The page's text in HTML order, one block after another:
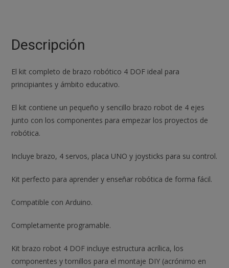
Descripción
El kit completo de brazo robótico 4 DOF ideal para
principiantes y ámbito educativo.
El kit contiene un pequeño y sencillo brazo robot de 4 ejes
junto con los componentes para empezar los proyectos de
robótica.
Incluye brazo, 4 servos, placa UNO y joysticks para su control.
Kit perfecto para aprender y enseñar robótica de forma fácil.
Compatible con Arduino.
Completamente programable.
Kit brazo robot 4 DOF incluye estructura acrílica, los
componentes y tornillos para el montaje DIY (acrónimo en